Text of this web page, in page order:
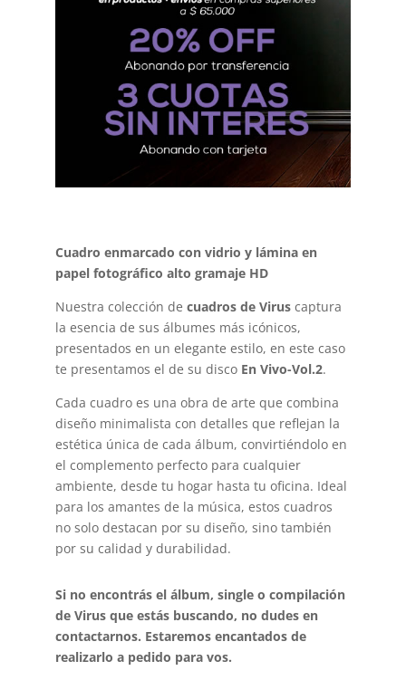
Cuadro enmarcado con vidrio y lámina en
papel fotográfico alto gramaje HD
Nuestra colección de cuadros de Viruscaptura
la esencia de sus álbumes más icónicos,
presentados en un elegante estilo, en este caso
te presentamos el de su disco En Vivo-Vol.2.
Cada cuadro es una obra de arte que combina
diseño minimalista con detalles que reflejan la
estética única de cada álbum, convirtiéndolo en
el complemento perfecto para cualquier
ambiente, desde tu hogar hasta tu oficina. Ideal
para los amantes de la música, estos cuadros
no solo destacan por su diseño, sino también
por su calidad y durabilidad.
Si no encontrás el álbum, single o compilación
de Virus que estás buscando, no dudes en
contactarnos. Estaremos encantados de
realizarlo a pedido para vos.